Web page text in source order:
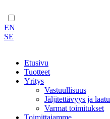
EN
SE
Etusivu
Tuotteet
Yritys
Vastuullisuus
Jäljitettävyys ja laatu
Varmat toimitukset
Toimittajamme